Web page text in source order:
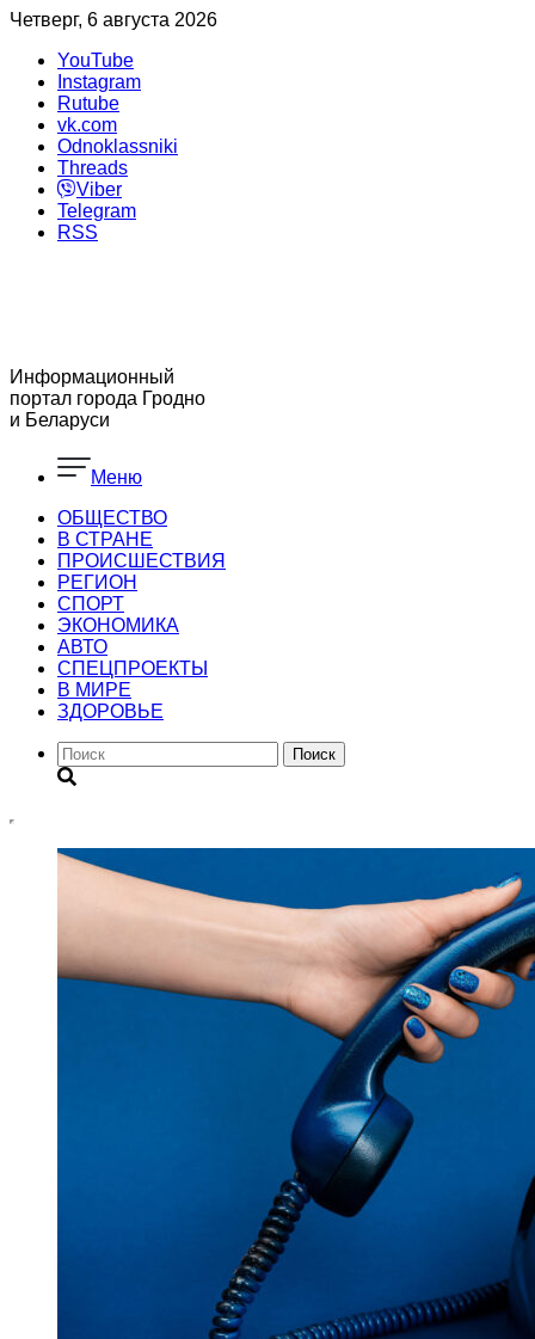
Четверг, 6 августа 2026
YouTube
Instagram
Rutube
vk.com
Odnoklassniki
Threads
Viber
Telegram
RSS
Информационный
портал города Гродно
и Беларуси
Меню
ОБЩЕСТВО
В СТРАНЕ
ПРОИСШЕСТВИЯ
РЕГИОН
CПОРТ
ЭКОНОМИКА
АВТО
СПЕЦПРОЕКТЫ
В МИРЕ
ЗДОРОВЬЕ
Поиск